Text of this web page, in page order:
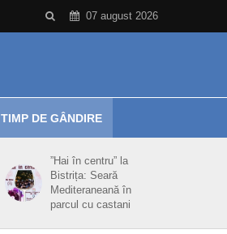
07 august 2026
TIMP DE GÂNDIRE
”Hai în centru” la
Bistrița: Seară
Mediteraneană în
parcul cu castani